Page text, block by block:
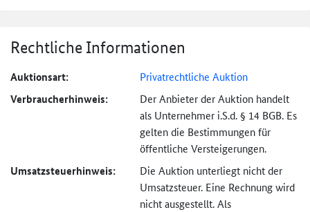
Rechtliche Informationen
Auktionsart: Privatrechtliche Auktion
Verbraucher­hinweis:
Der Anbieter der Auktion handelt
als Unternehmer i.S.d. § 14 BGB. Es
gelten die Bestimmungen für
öffentliche Versteigerungen.
Umsatzsteuer­hinweis:
Die Auktion unterliegt nicht der
Umsatzsteuer. Eine Rechnung wird
nicht ausgestellt. Als